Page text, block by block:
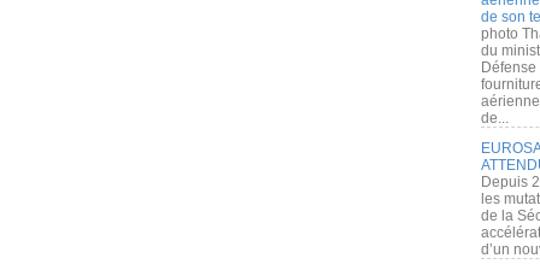
de son
photo
du
de...
Depuis
les
de la
d’un